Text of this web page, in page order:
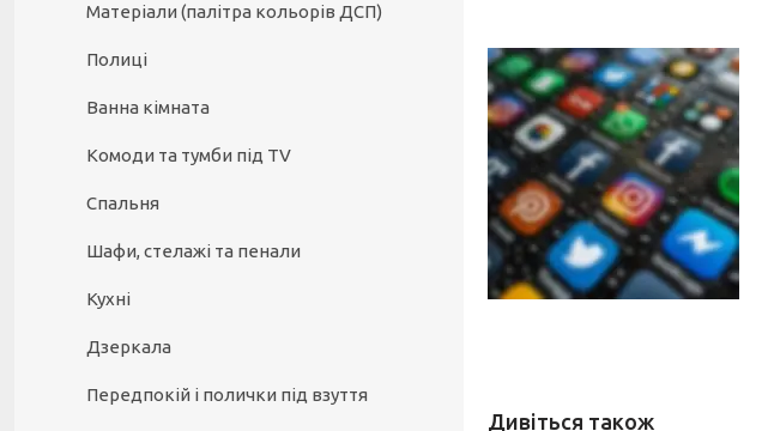
Матеріали (палітра кольорів ДСП)
Полиці
Ванна кімната
Комоди та тумби під TV
Спальня
Шафи, стелажі та пенали
Кухні
Дзеркала
Передпокій і полички під взуття